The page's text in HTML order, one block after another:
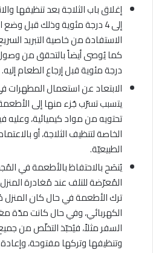
إغلاق باب الثلاجة بعد تنظيفها
إلى 4 درجة مئوية وذلك قبل
الاستفادة من خاصية التبريد
درجة مئوية قبل إرجاع الطعام إليه.
الابتعاد عن استعمال المطهرات
يتسبب تسرّب جُزء منها إلى
تحتويه من مواد كيميائية، وعليه
الخاصة لتنظيف الثلاجة، أو
الطبيعيّة.
يُنصَح بالاحتفاظ بالأطعمة في
المُعرّضة للتلف عند مُغادرة
ترك الأطعمة في حال كان المنزل
الكهربائي، وفي حال كانت مدّة
السفر مثلاً، فيُحبّذ التخلّص من
وتنظيفها وتركها مفتوحة، وإعادة